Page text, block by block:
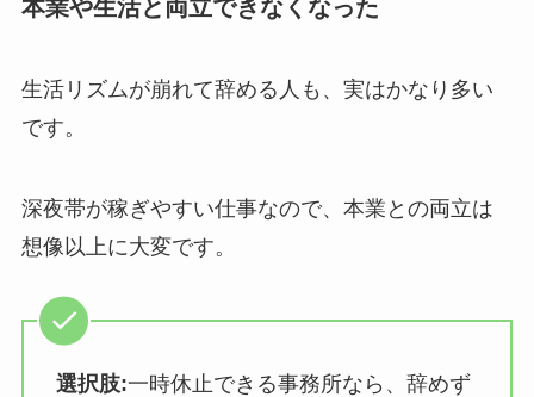
本業や生活と両立できなくなった
生活リズムが崩れて辞める人も、実はかなり多い
です。
深夜帯が稼ぎやすい仕事なので、本業との両立は
想像以上に大変です。
選択肢:一時休止できる事務所なら、辞めず